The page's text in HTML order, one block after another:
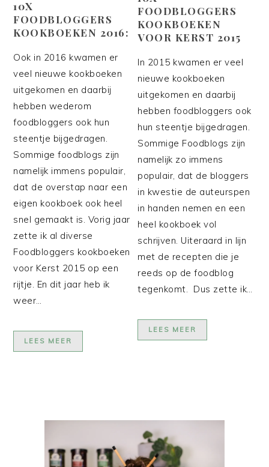
10X
FOODBLOGGERS
KOOKBOEKEN 2016:
Ook in 2016 kwamen er
veel nieuwe kookboeken
uitgekomen en daarbij
hebben wederom
foodbloggers ook hun
steentje bijgedragen.
Sommige foodblogs zijn
namelijk immens populair,
dat de overstap naar een
eigen kookboek ook heel
snel gemaakt is. Vorig jaar
zette ik al diverse
Foodbloggers kookboeken
voor Kerst 2015 op een
rijtje. En dit jaar heb ik
weer…
LEES MEER
FOODBLOGGERS
KOOKBOEKEN
VOOR KERST 2015
In 2015 kwamen er veel
nieuwe kookboeken
uitgekomen en daarbij
hebben foodbloggers ook
hun steentje bijgedragen.
Sommige Foodblogs zijn
namelijk zo immens
populair, dat de bloggers
in kwestie de auteurspen
in handen nemen en een
heel kookboek vol
schrijven. Uiteraard in lijn
met de recepten die je
reeds op de foodblog
tegenkomt. Dus zette ik…
LEES MEER